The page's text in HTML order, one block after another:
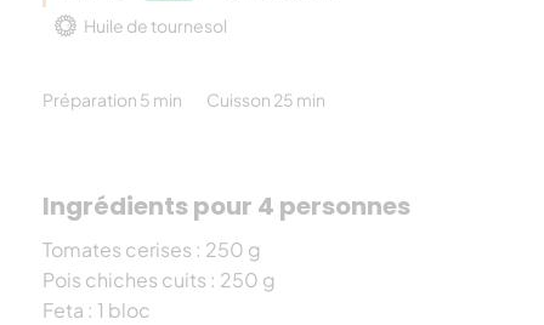
Huile de tournesol
Préparation 5 min Cuisson 25 min
Ingrédients pour 4 personnes
Tomates cerises : 250 g
Pois chiches cuits : 250 g
Feta : 1 bloc